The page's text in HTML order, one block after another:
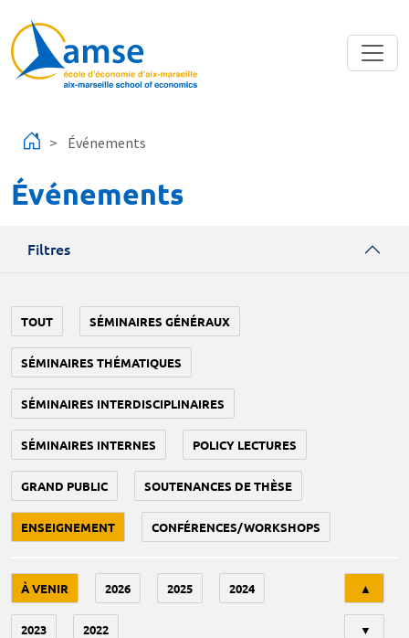
Événements
Événements
Filtres
TOUT SÉMINAIRES GÉNÉRAUX
SÉMINAIRES THÉMATIQUES
SÉMINAIRES INTERDISCIPLINAIRES
SÉMINAIRES INTERNES POLICY LECTURES
GRAND PUBLIC SOUTENANCES DE THÈSE
ENSEIGNEMENT CONFÉRENCES/WORKSHOPS
À VENIR 2026 2025 2024
2023 2022
▲
▼